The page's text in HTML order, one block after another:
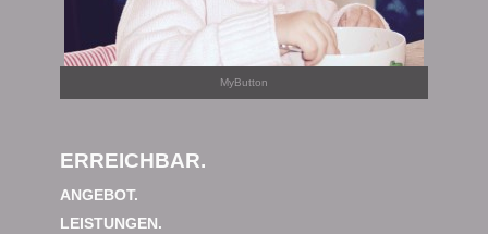
MyButton
ERREICHBAR.
ANGEBOT.
LEISTUNGEN.